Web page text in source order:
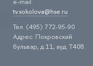
tv.sokolova@hse.ru
Тел. (495) 772-95-90
Адрес: Покровский
бульвар, д.11, ауд. Т408.